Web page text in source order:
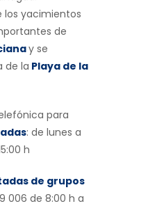
los yacimientos
de
y se
de la Playa de la
para
: de lunes a
h
de grupos
006 de 8:00 h a